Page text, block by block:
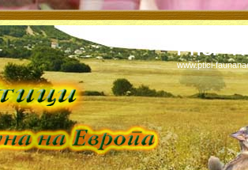
PTICI -
www.ptici-